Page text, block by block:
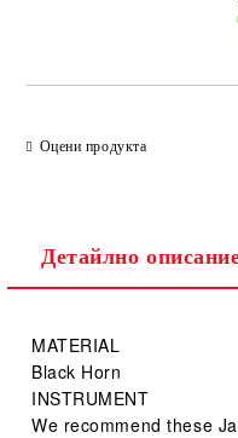
Оцени продукта
Детайлно
MATERIAL
Black Horn
INSTRUMENT
We recommend these